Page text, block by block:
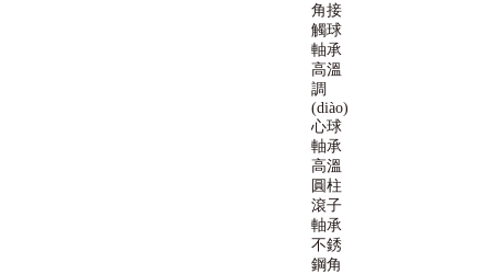
角接
觸球
軸承
高溫
調
(diào)
心球
軸承
高溫
圓柱
滾子
軸承
不銹
鋼角